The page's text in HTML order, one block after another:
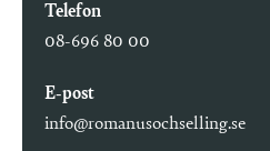
Telefon
08-696 80 00
E-post
info@romanusochselling.se